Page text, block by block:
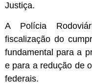
Justiça.
A Polícia
fiscalização do
fundamental para a
e para a redução de
federais.